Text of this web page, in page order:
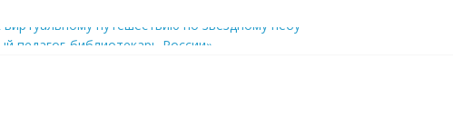
путешествию по звёздному небу
особый статус учителей, дополнительные возможности